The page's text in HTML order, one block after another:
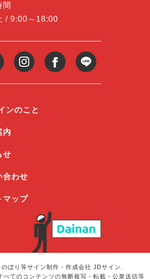
間
/ 9:00～18:00
ンのこと
内
せ
合わせ
マップ
ぼり等サイン制作・作成会社 JDサイン .
のコンテンツの無断複写・転載・公衆送信等